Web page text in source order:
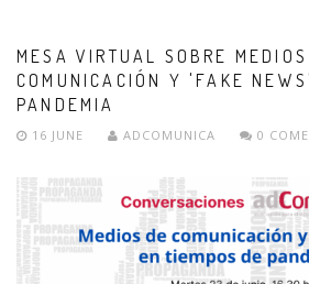
MESA VIRTUAL SOBRE
COMUNICACIÓN Y 'FAKE
PANDEMIA
16 JUNE ADCOMUNICA 0